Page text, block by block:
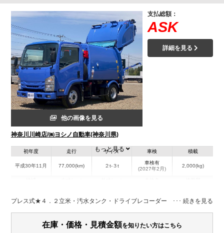
他の画像を見る
神奈川川崎店/㈱ヨシノ自動車(神奈川県)
支払総額：
ASK
詳細を見る
初年度
平成30年11月
走行
77,000(km)
サイズ
２t-３t
車検
車検有
(2027年2月)
積載
2,000(kg)
もっと見る
プレス式★４．２立米・汚水タンク・ドライブレコーダー
在庫・価格・見積金額を知りたい方はこちら